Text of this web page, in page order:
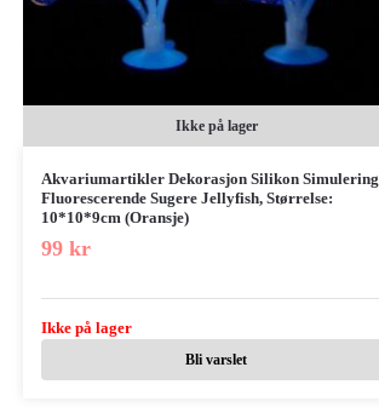
Ikke på lager
Akvariumartikler Dekorasjon Silikon Simulering
Fluorescerende Sugere Jellyfish, Størrelse:
10*10*9cm (Oransje)
99 kr
Ikke på lager
Bli varslet